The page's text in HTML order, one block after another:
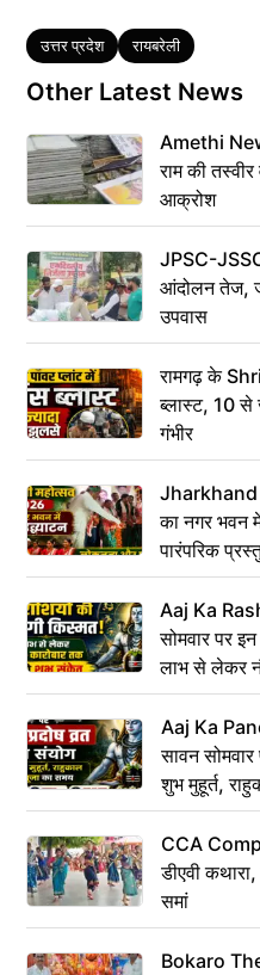
Tags
उत्तर प्रदेश रायबरेली
Other Latest News
Amethi
राम की तस्वीर
आक्रोश
JPSC-
आंदोलन तेज,
उपवास
रामगढ़ के
ब्लास्ट, 10 से
गंभीर
का नगर भवन
पारंपरिक
Aaj Ka
सोमवार पर
लाभ से लेकर
संकेत
Aaj Ka
सावन
शुभ मुहूर्त,
CCA
डीएवी
समां
Bokaro